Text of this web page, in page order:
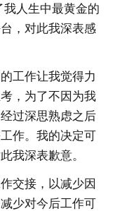
人生中最黄金的
，对此我深表感
工作让我觉得力
，为了不因为我
过深思熟虑之后
作。我的决定可
我深表歉意。
交接，以减少因
少对今后工作可